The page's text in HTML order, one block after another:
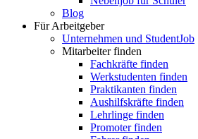
Blog
Für Arbeitgeber
Unternehmen und StudentJob
Mitarbeiter finden
Fachkräfte finden
Werkstudenten finden
Praktikanten finden
Aushilfskräfte finden
Lehrlinge finden
Promoter finden